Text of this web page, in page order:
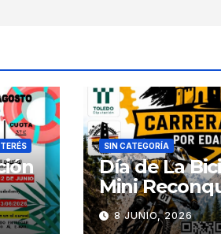
SIN CATEGORÍA
Día de La
Mini
8 JUNIO, 2026